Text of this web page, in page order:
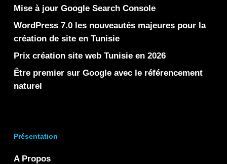
Mise à jour Google Search Console
WordPress 7.0 les nouveautés majeures pour la
création de site en Tunisie
Prix création site web Tunisie en 2026
Être premier sur Google avec le référencement
naturel
Présentation
A Propos